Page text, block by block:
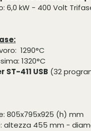
kW - 400 Volt
1290°C
1320°C
411 USB (32
805x795x925 (h) mm
altezza 455 mm -